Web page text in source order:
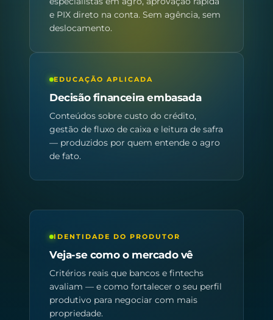
e PIX direto na conta. Sem agência, sem
deslocamento.
EDUCAÇÃO APLICADA
Decisão financeira embasada
Conteúdos sobre custo do crédito,
gestão de fluxo de caixa e leitura de safra
— produzidos por quem entende o agro
de fato.
IDENTIDADE DO PRODUTOR
Veja-se como o mercado vê
Critérios reais que bancos e fintechs
avaliam — e como fortalecer o seu perfil
produtivo para negociar com mais
propriedade.